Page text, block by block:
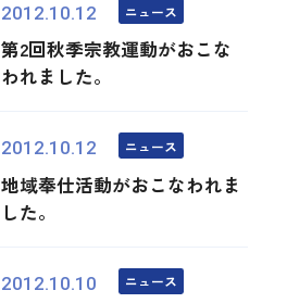
2012.10.12 ニュース
第2回秋季宗教運動がおこな
われました。
2012.10.12 ニュース
地域奉仕活動がおこなわれま
した。
2012.10.10 ニュース